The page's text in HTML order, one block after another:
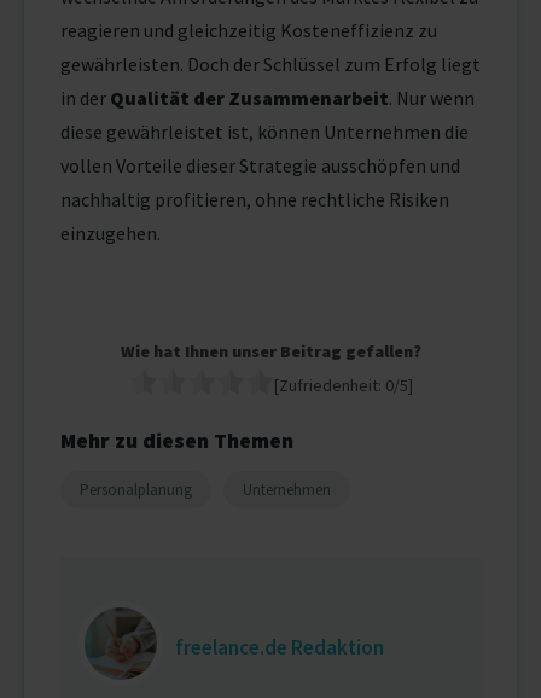
reagieren und gleichzeitig Kosteneffizienz zu
gewährleisten. Doch der Schlüssel zum Erfolg liegt
in der Qualität der Zusammenarbeit. Nur wenn
diese gewährleistet ist, können Unternehmen die
vollen Vorteile dieser Strategie ausschöpfen und
nachhaltig profitieren, ohne rechtliche Risiken
einzugehen.
Wie hat Ihnen unser Beitrag gefallen?
[Zufriedenheit: 0/5]
Mehr zu diesen Themen
Personalplanung Unternehmen
freelance.de Redaktion